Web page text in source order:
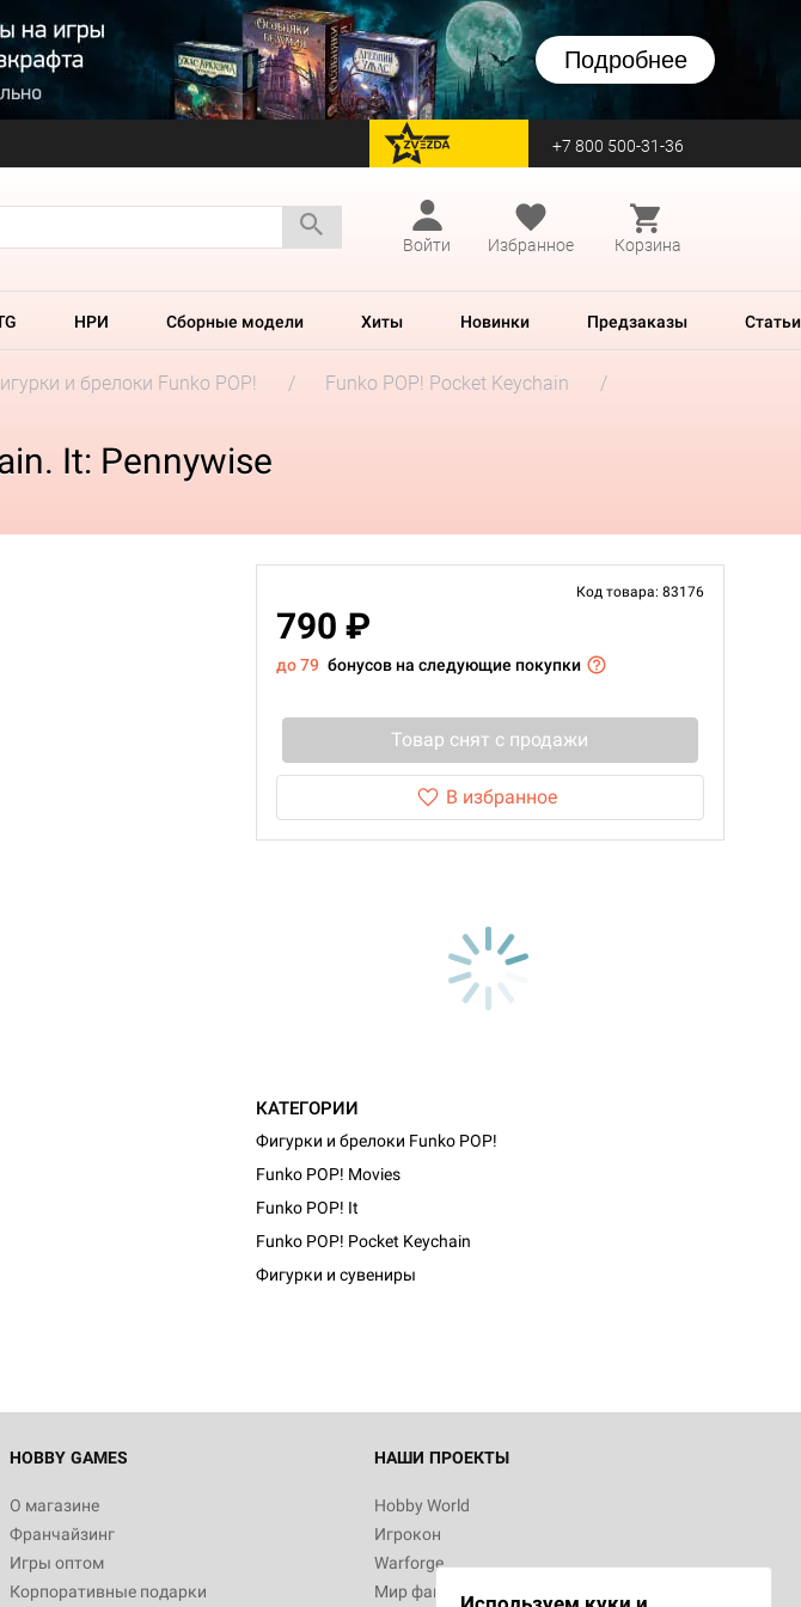
Подробнее
перейти на Zvezda +7 800 500-31-36
Войти
Избранное Корзина
НРИ Сборные модели Хиты Новинки Предзаказы Статьи
и брелоки Funko POP!
Funko POP! Pocket Keychain
It: Pennywise
Код товара: 83176
790 ₽
до 79 бонусов на следующие покупки
Товар снят с продажи
В избранное
КАТЕГОРИИ
Фигурки и брелоки Funko POP!
Funko POP! Movies
Funko POP! It
Funko POP! Pocket Keychain
Фигурки и сувениры
HOBBY GAMES
О магазине
Франчайзинг
Игры оптом
Корпоративные подарки
НАШИ ПРОЕКТЫ
Hobby World
Игрокон
Warforge
Мир фантастики